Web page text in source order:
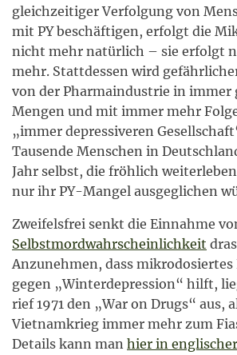
gleichzeitiger Verfolgung von
mit PY beschäftigen, erfolgt die
nicht mehr natürlich – sie erfolgt
mehr. Stattdessen wird
von der Pharmaindustrie in immer
Mengen und mit immer mehr
„immer depressiveren
Tausende Menschen in
Jahr selbst, die fröhlich
nur ihr PY-Mangel ausgeglichen
Zweifelsfrei senkt die Einnahme
Selbstmordwahrscheinlichkeit
Anzunehmen, dass mikrodosiertes
gegen „Winterdepression“ hilft,
rief 1971 den „War on Drugs“ aus,
Vietnamkrieg immer mehr zum
Details kann man hier in